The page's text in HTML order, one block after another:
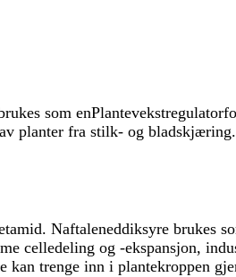
som enPlantevekstregulator
planter fra stilk- og
Naftaleneddiksyre brukes
celledeling og -ekspansjon,
trenge inn i plantekroppen